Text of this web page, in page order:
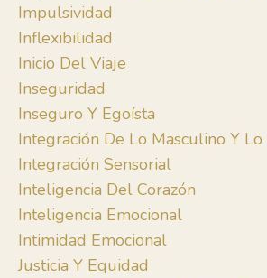
Impulsividad
Inflexibilidad
Inicio Del Viaje
Inseguridad
Inseguro Y Egoísta
Integración De Lo Masculino Y
Integración Sensorial
Inteligencia Del Corazón
Inteligencia Emocional
Intimidad Emocional
Justicia Y Equidad